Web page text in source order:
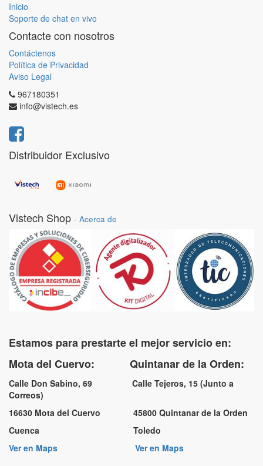
Inicio
Soporte de chat en vivo
Contacte con nosotros
Contáctenos
Política de Privacidad
Aviso Legal
967180351
info@vistech.es
Distribuidor Exclusivo
Vistech Shop - Acerca de
Estamos para prestarte el mejor servicio en:
Mota del Cuervo: Quintanar de la Orden:
Calle Don Sabino, 69 Calle Tejeros, 15 (Junto a
Correos)
16630 Mota del Cuervo 45800 Quintanar de la Orden
Cuenca Toledo
Ver en Maps
Ver en Maps